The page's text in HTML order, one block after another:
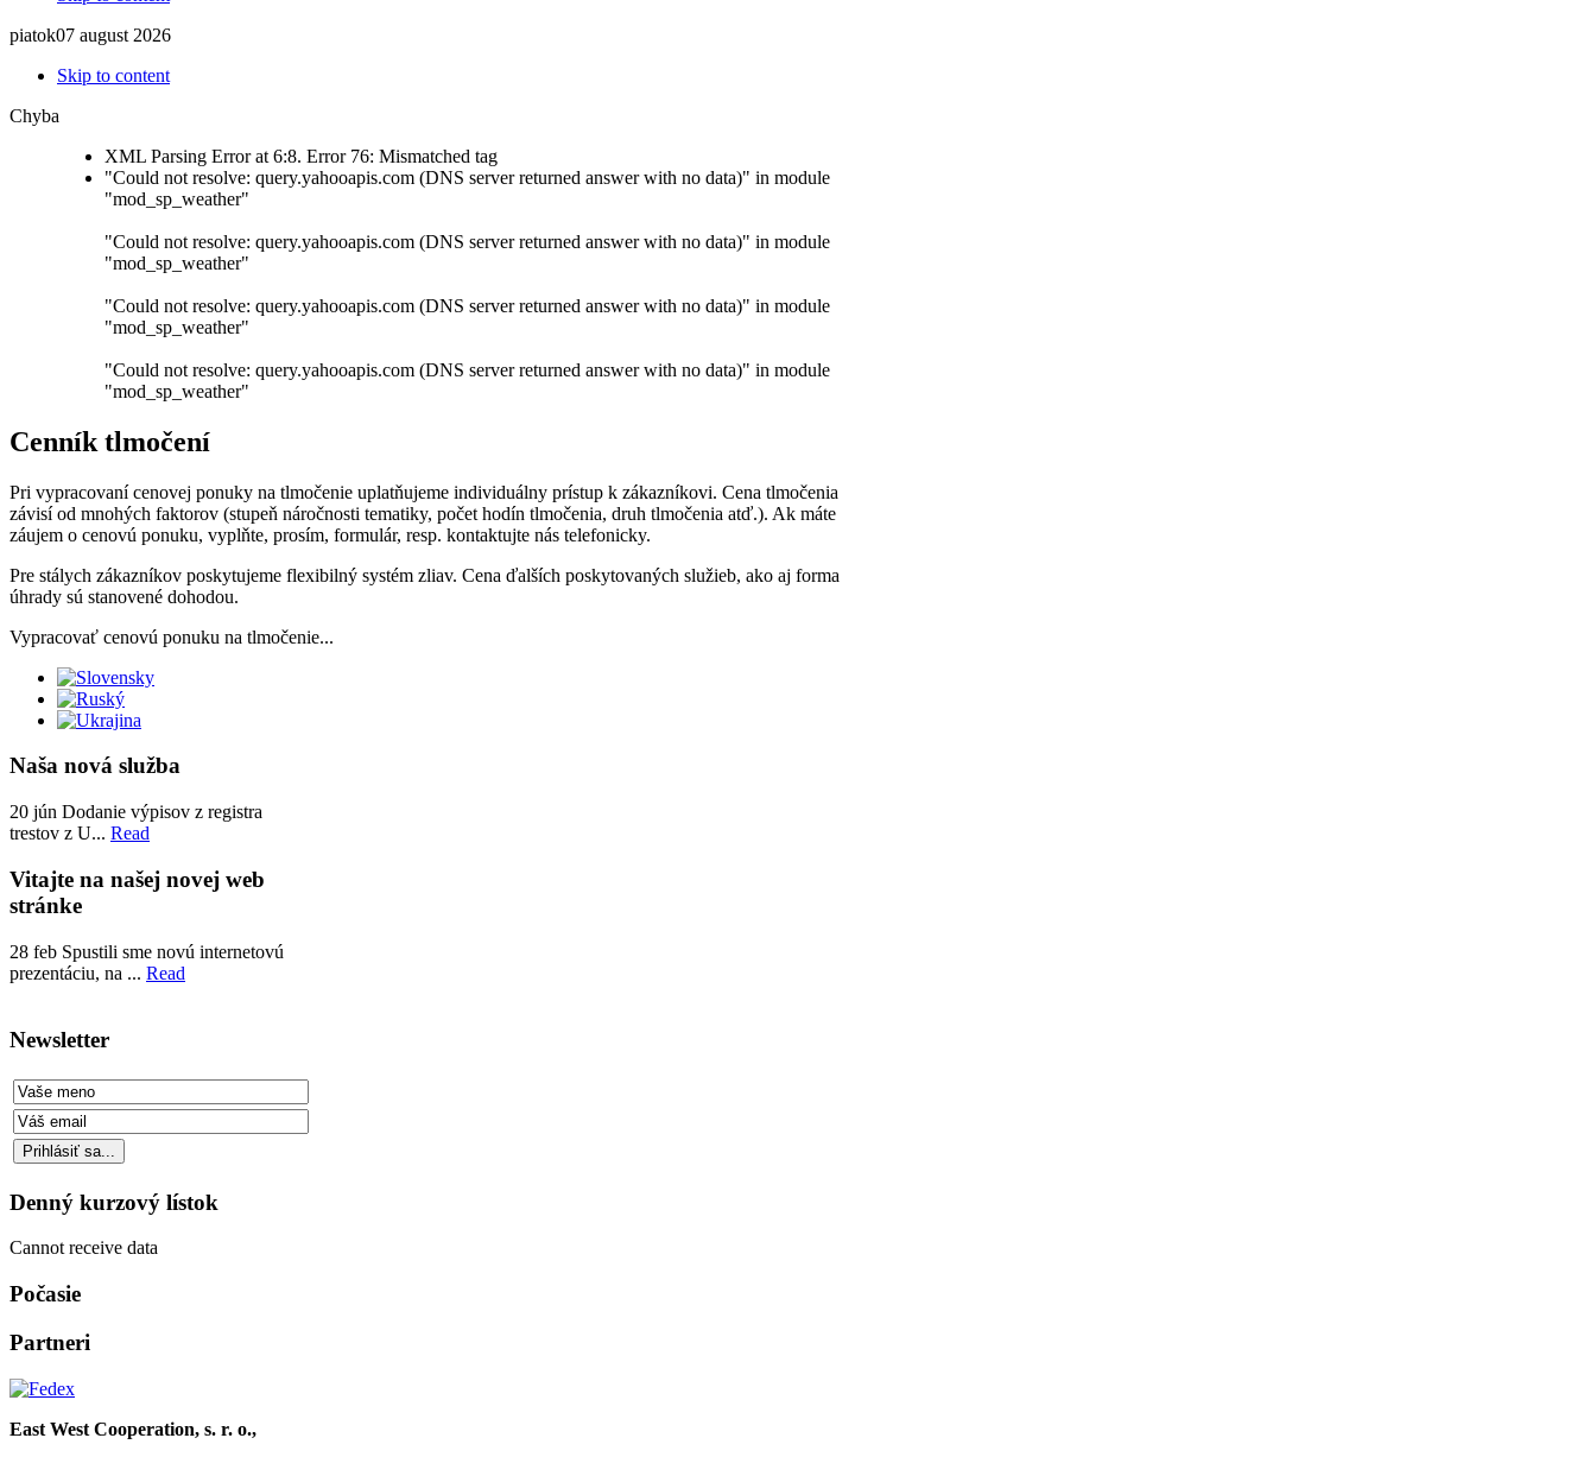
piatok07 august 2026
Skip to content
Chyba
XML Parsing Error at 6:8. Error 76: Mismatched tag
"Could not resolve: query.yahooapis.com (DNS server returned answer with no data)" in module
"mod_sp_weather"
"Could not resolve: query.yahooapis.com (DNS server returned answer with no data)" in module
"mod_sp_weather"
"Could not resolve: query.yahooapis.com (DNS server returned answer with no data)" in module
"mod_sp_weather"
"Could not resolve: query.yahooapis.com (DNS server returned answer with no data)" in module
"mod_sp_weather"
Cenník tlmočení
Pri vypracovaní cenovej ponuky na tlmočenie uplatňujeme individuálny prístup k zákazníkovi. Cena tlmočenia
závisí od mnohých faktorov (stupeň náročnosti tematiky, počet hodín tlmočenia, druh tlmočenia atď.). Ak máte
záujem o cenovú ponuku, vyplňte, prosím, formulár, resp. kontaktujte nás telefonicky.
Pre stálych zákazníkov poskytujeme flexibilný systém zliav. Cena ďalších poskytovaných služieb, ako aj forma
úhrady sú stanovené dohodou.
Vypracovať cenovú ponuku na tlmočenie...
Naša nová služba
20 jún Dodanie výpisov z registra
trestov z U... Read
Vitajte na našej novej web
stránke
28 feb Spustili sme novú internetovú
prezentáciu, na ... Read
Newsletter
Denný kurzový lístok
Cannot receive data
Počasie
Partneri
East West Cooperation, s. r. o.,